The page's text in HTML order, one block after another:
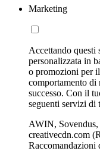
Marketing
Accettando questi
personalizzata in
o promozioni per
comportamento di
successo. Con il
seguenti servizi di
AWIN,
creativecdn.com
Raccomandazioni